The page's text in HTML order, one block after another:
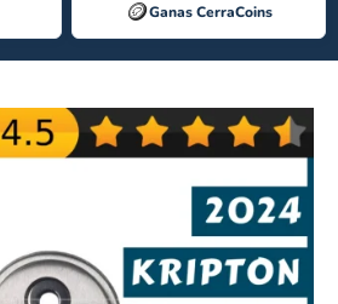
🪙️Ganas CerraCoins